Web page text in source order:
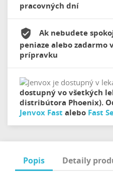
pracovných dní
Ak nebudete
peniaze alebo zadarmo
prípravku
dostupný vo všetkých
distribútora Phoenix).
Jenvox Fast alebo Fast
Popis Detaily